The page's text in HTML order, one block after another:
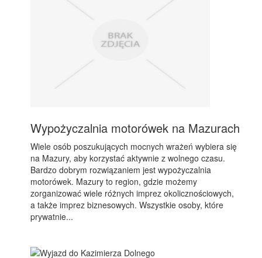
Wypożyczalnia motorówek na Mazurach
Wiele osób poszukujących mocnych wrażeń wybiera się
na Mazury, aby korzystać aktywnie z wolnego czasu.
Bardzo dobrym rozwiązaniem jest wypożyczalnia
motorówek. Mazury to region, gdzie możemy
zorganizować wiele różnych imprez okolicznościowych,
a także imprez biznesowych. Wszystkie osoby, które
prywatnie...